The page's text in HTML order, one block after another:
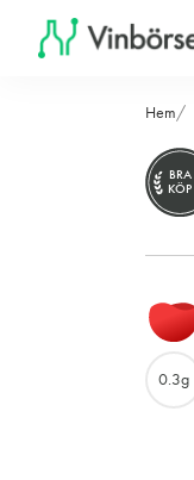
Hem
BRA
KÖP
0.3g